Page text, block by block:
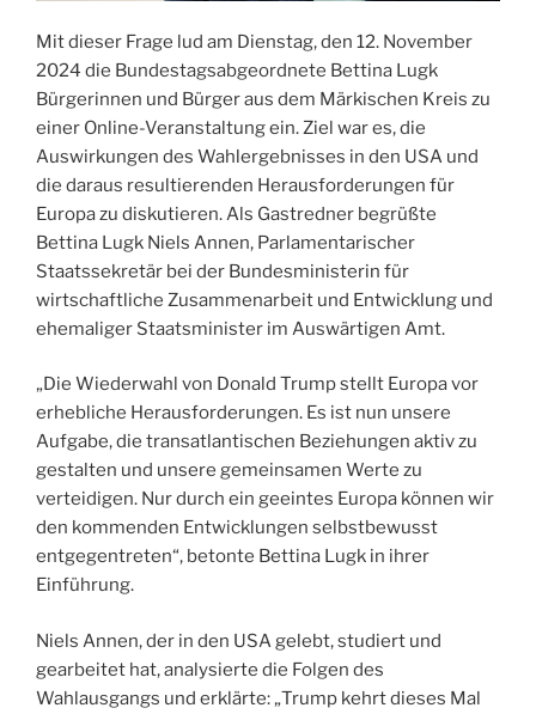
Mit dieser Frage lud am Dienstag, den 12. November
2024 die Bundestagsabgeordnete Bettina Lugk
Bürgerinnen und Bürger aus dem Märkischen Kreis zu
einer Online-Veranstaltung ein. Ziel war es, die
Auswirkungen des Wahlergebnisses in den USA und
die daraus resultierenden Herausforderungen für
Europa zu diskutieren. Als Gastredner begrüßte
Bettina Lugk Niels Annen, Parlamentarischer
Staatssekretär bei der Bundesministerin für
wirtschaftliche Zusammenarbeit und Entwicklung und
ehemaliger Staatsminister im Auswärtigen Amt.
„Die Wiederwahl von Donald Trump stellt Europa vor
erhebliche Herausforderungen. Es ist nun unsere
Aufgabe, die transatlantischen Beziehungen aktiv zu
gestalten und unsere gemeinsamen Werte zu
verteidigen. Nur durch ein geeintes Europa können wir
den kommenden Entwicklungen selbstbewusst
entgegentreten“, betonte Bettina Lugk in ihrer
Einführung.
Niels Annen, der in den USA gelebt, studiert und
gearbeitet hat, analysierte die Folgen des
Wahlausgangs und erklärte: „Trump kehrt dieses Mal